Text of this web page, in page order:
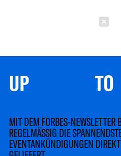
UP TO
MIT DEM FORBES-NEWSLETTER
REGELMÄSSIG DIE
EVENTANKÜNDIGUNGEN